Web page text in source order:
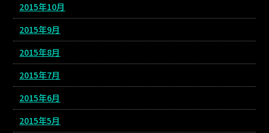
2015年10月
2015年9月
2015年8月
2015年7月
2015年6月
2015年5月